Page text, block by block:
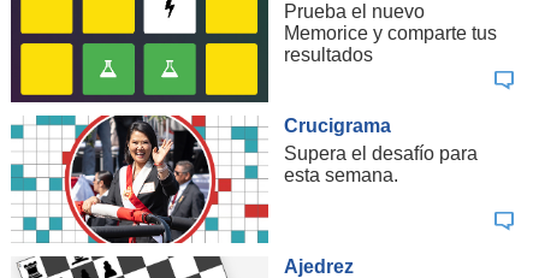
Prueba el nuevo
Memorice y comparte tus
resultados
Crucigrama
Supera el desafío para
esta semana.
Ajedrez